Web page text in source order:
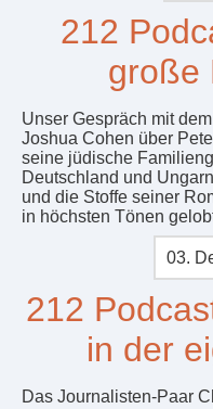
212
große
Unser Gespräch mit
Joshua Cohen über
seine jüdische
Deutschland und
und die Stoffe seiner
in höchsten Tönen
03.
212
in der
Das Journalisten-Paar